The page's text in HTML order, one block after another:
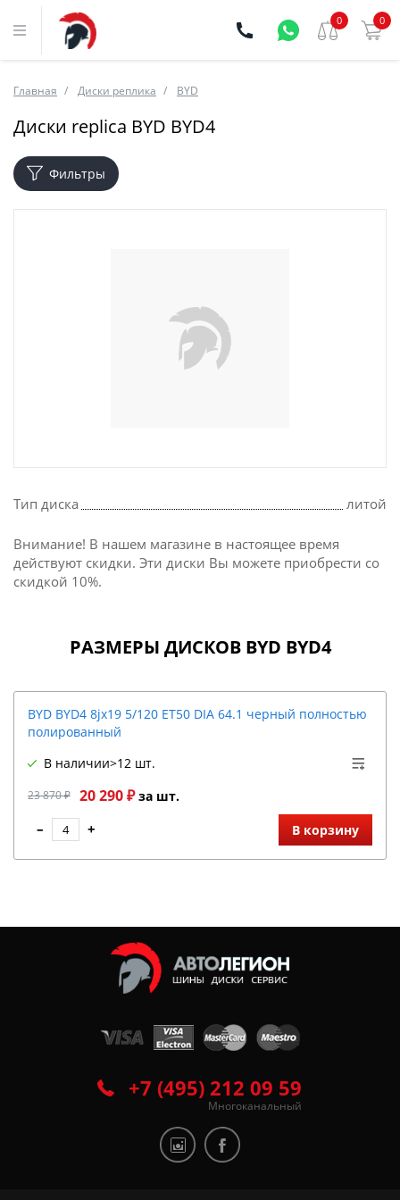
0 0
Главная Диски реплика BYD
Диски replica BYD BYD4
Фильтры
Тип диска литой
Внимание! В нашем магазине в настоящее время
действуют скидки. Эти диски Вы можете приобрести со
скидкой 10%.
РАЗМЕРЫ ДИСКОВ BYD BYD4
BYD BYD4 8jx19 5/120 ET50 DIA 64.1 черный полностью
полированный
23 870 ₽ 20 290 ₽за шт.
В наличии>12 шт.
– + В корзину
+7 (495) 212 09 59
Многоканальный